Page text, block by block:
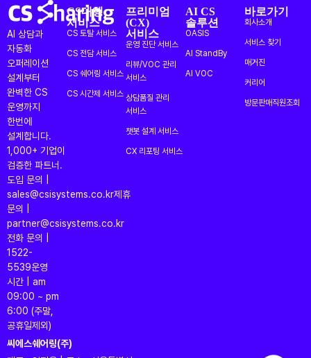
AI 상담과
자동화
오퍼레이션
설계부터
완벽한 CS
운영까지
한번에
설계합니다.
1,000+ 기업이
검증한 파트너.
도입 문의 |
sales@csisystems.co.kr제휴
문의 |
partner@csisystems.co.kr
전화 문의 |
1522-
5539운영
시간 | am
09:00 ~ pm
6:00 (주말,
공휴일제외)
CS대행
서비스
CS 토탈 서비스
CS 전담 서비스
CS 쉐어링 서비스
CS 시간제 서비스
프리미엄
(CX)
서비스
운영 진단 서비스
리뷰/VOC 관리
서비스
상담품질 관리
서비스
챗봇 설계 서비스
CX 리포팅 서비스
AI CS
솔루션
OASIS
AI StandBy
AI VOC
바로가기
회사소개
서비스 찾기
매거진
커리어
방문판매직원조회
씨에스쉐어링(주)